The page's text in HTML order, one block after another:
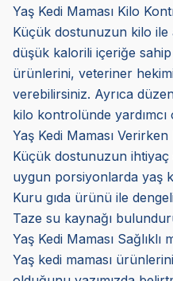
Yaş Kedi Maması Kilo
Küçük dostunuzun kilo ile
düşük kalorili içeriğe
ürünlerini, veteriner
verebilirsiniz. Ayrıca
kilo kontrolünde yardımcı
Yaş Kedi Maması
Küçük dostunuzun
uygun porsiyonlarda yaş
Kuru gıda ürünü ile
Taze su kaynağı
Yaş Kedi Maması Sağlıklı
Yaş kedi maması